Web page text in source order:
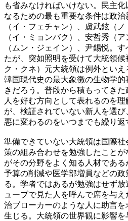
も省みなければいけない。民主
なるための最も重要な条件は政
（イ・フェチャン）、盧武鉉（
（イ・ミョンバク）、安哲秀（
（ムン・ジェイン）、尹錫悦。
たが、突如照明を受けて大統領
ク・クネ）元大統領は例外とい
韓国現代史の最大象徴の生物学
きだろう。普段から積もってき
人を好む方向として表れるのを
が、検証されていない新人を選
悪に変わるのをいつまでも繰り返
準備できていない大統領は国際
策の組み合わせを勉強したこと
がその分野をよく知る人材であ
予算の削減や医学部増員などの
る。学者ではあるが勉強はせず
ューブで見た人を呼んで席を与
治ブローカーのような人に助言
生じる。大統領の世界観に影響